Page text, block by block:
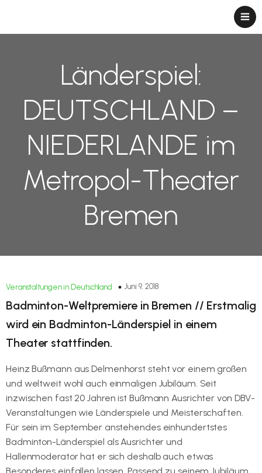
Länderspiel:
DEUTSCHLAND –
NIEDERLANDE im
Metropol-Theater
Bremen
Veranstaltungen in Deutschland Juni 9, 2018
Badminton-Weltpremiere in Bremen // Erstmalig
wird ein Badminton-Länderspiel in einem
Theater stattfinden.
Heinz Bußmann aus Delmenhorst steht vor einem großen
und weltweit wohl auch einmaligen Jubiläum. Seit
inzwischen fast 20 Jahren ist Bußmann Ausrichter von DBV-
Veranstaltungen wie Länderspiele und Meisterschaften.
Für sein im September anstehendes einhundertstes
Badminton-Länderspiel als Ausrichter und
Hallenmoderator hat er sich deshalb auch etwas